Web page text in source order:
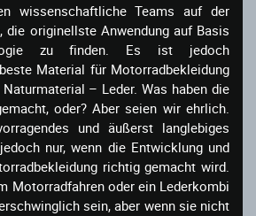
wissenschaftliche Teams auf der
die originellste Anwendung auf Basis
zu finden. Es ist jedoch
Material für Motorradbekleidung
– Leder. Was haben die
oder? Aber seien wir ehrlich.
und äußerst langlebiges
nur, wenn die Entwicklung und
richtig gemacht wird.
Motorradfahren oder ein Lederkombi
sein, aber wenn sie nicht